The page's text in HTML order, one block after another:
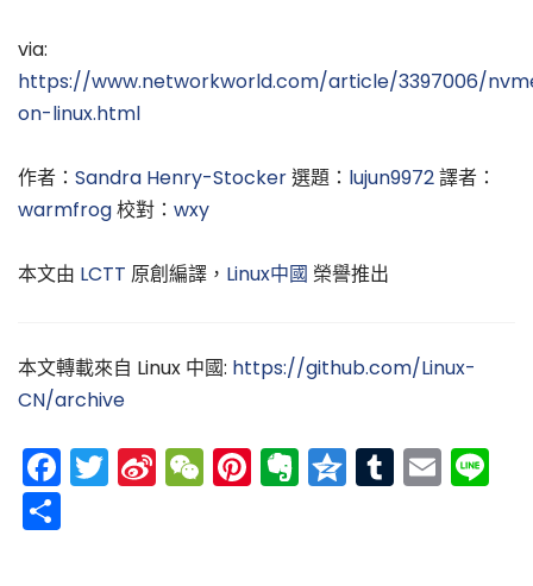
via:
https://www.networkworld.com/article/3397006/
on-linux.html
作者： Sandra Henry-Stocker選題： lujun9972譯者：
warmfrog校對： wxy
本文由 LCTT 原創編譯， Linux中國 榮譽推出
本文轉載來自 Linux 中國: https://github.com/Linux-
CN/archive
Facebook
Twitter
SinaWeChat
Pinterest
Evernote
Qzone
Tumblr